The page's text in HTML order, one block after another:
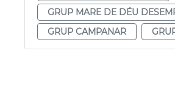
GRUP MARE DE DÉU
GRUP CAMPANAR